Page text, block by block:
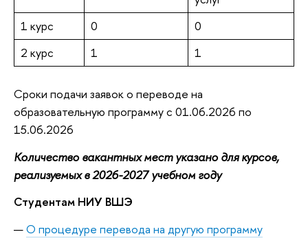
1 курс
0
0
2 курс
1 1
Сроки подачи заявок о переводе на
образовательную программу с 01.06.2026 по
15.06.2026
Количество вакантных мест указано для курсов,
реализуемых в 2026-2027 учебном году
Студентам НИУ ВШЭ
О процедуре перевода на другую программу